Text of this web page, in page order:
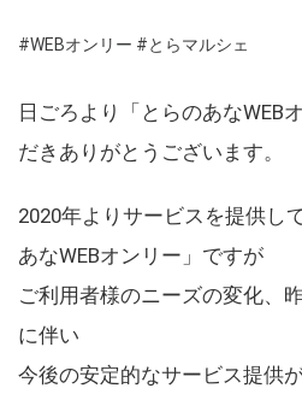
#WEBオンリー #とらマルシェ
日ごろより「とらのあなWEB
だきありがとうございます。
2020年よりサービスを提供し
あなWEBオンリー」ですが
ご利用者様のニーズの変化、
に伴い
今後の安定的なサービス提供